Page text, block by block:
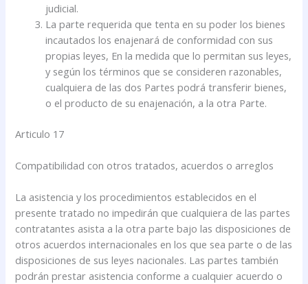
judicial.
La parte requerida que tenta en su poder los bienes
incautados los enajenará de conformidad con sus
propias leyes, En la medida que lo permitan sus leyes,
y según los términos que se consideren razonables,
cualquiera de las dos Partes podrá transferir bienes,
o el producto de su enajenación, a la otra Parte.
Articulo 17
Compatibilidad con otros tratados, acuerdos o arreglos
La asistencia y los procedimientos establecidos en el
presente tratado no impedirán que cualquiera de las partes
contratantes asista a la otra parte bajo las disposiciones de
otros acuerdos internacionales en los que sea parte o de las
disposiciones de sus leyes nacionales. Las partes también
podrán prestar asistencia conforme a cualquier acuerdo o